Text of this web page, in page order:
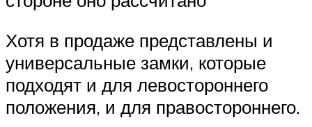
Хотя в продаже представлены и
универсальные замки, которые
подходят и для левостороннего
положения, и для правостороннего.